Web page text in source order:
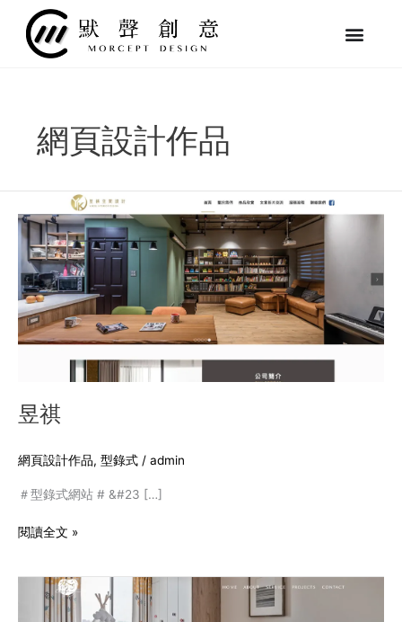
網頁設計作品
昱祺
網頁設計作品, 型錄式 / admin
＃型錄式網站 # &#23 […]
祺
閱讀全文 »
Design